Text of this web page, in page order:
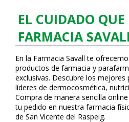
EL CUIDADO QUE
FARMACIA
En la Farmacia Savall te
productos de farmacia y
exclusivas. Descubre los mejores
líderes de dermocosmética,
Compra de manera sencilla
tu pedido en nuestra farmacia
de San Vicente del Raspeig.